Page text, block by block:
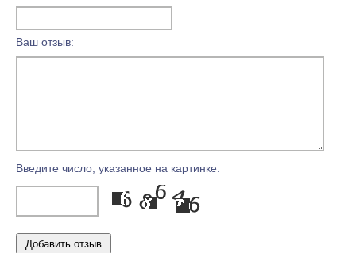
Ваш отзыв:
Введите число, указанное на картинке: